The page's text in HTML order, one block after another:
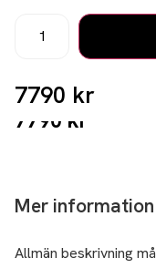
7790 kr
7790 kr
Mer information
Allmän beskrivning